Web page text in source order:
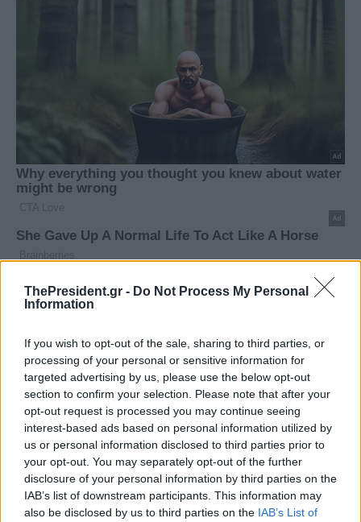
ThePresident.gr - Do Not Process My Personal
Information
If you wish to opt-out of the sale, sharing to third parties, or
processing of your personal or sensitive information for
targeted advertising by us, please use the below opt-out
section to confirm your selection. Please note that after your
opt-out request is processed you may continue seeing
interest-based ads based on personal information utilized by
us or personal information disclosed to third parties prior to
your opt-out. You may separately opt-out of the further
disclosure of your personal information by third parties on the
IAB’s list of downstream participants. This information may
also be disclosed by us to third parties on the IAB’s List of